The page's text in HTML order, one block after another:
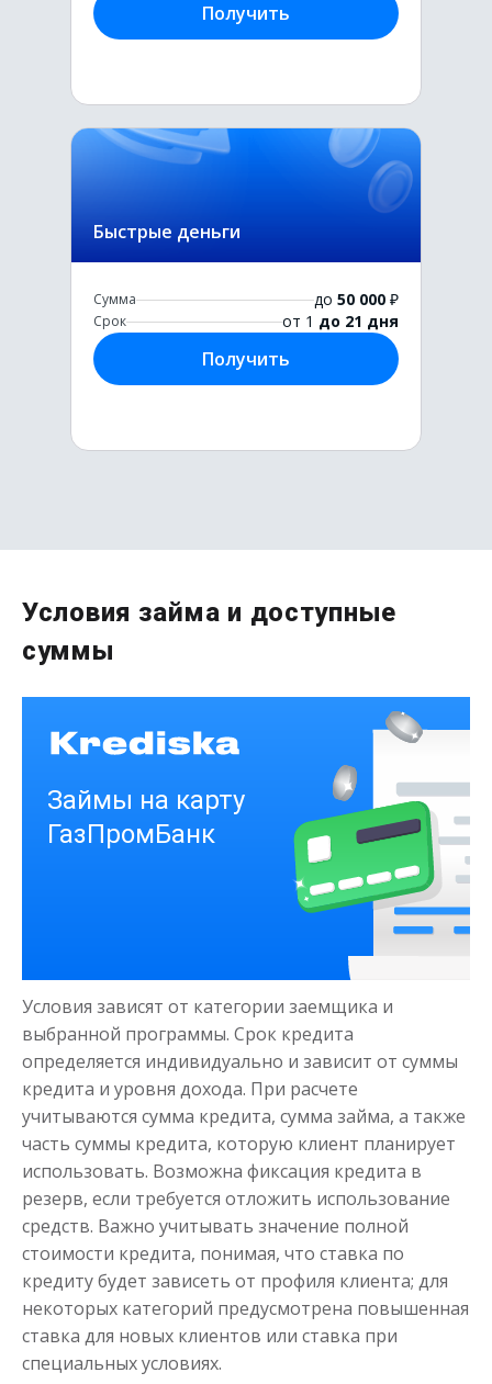
Получить
Быстрые деньги
Сумма до 50 000 ₽
Срок от 1 до 21 дня
Получить
Сумма
Получить
Срок от 1до 21 дня
Получить
Моментальный займ
Сумма до50 000₽
Срок
Условия займа и доступные
суммы
Условия зависят от категории заемщика и
выбранной программы. Срок кредита
определяется индивидуально и зависит от суммы
кредита и уровня дохода. При расчете
учитываются сумма кредита, сумма займа, а также
часть суммы кредита, которую клиент планирует
использовать. Возможна фиксация кредита в
резерв, если требуется отложить использование
средств. Важно учитывать значение полной
стоимости кредита, понимая, что ставка по
кредиту будет зависеть от профиля клиента; для
некоторых категорий предусмотрена повышенная
ставка для новых клиентов или ставка при
специальных условиях.